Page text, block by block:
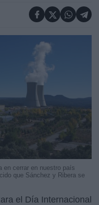
en cerrar en nuestro país
que Sánchez y Ribera se
el Día Internacional